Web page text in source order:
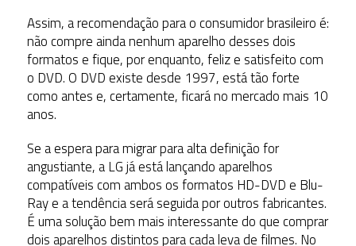
Assim, a recomendação para o consumidor brasileiro é:
não compre ainda nenhum aparelho desses dois
formatos e fique, por enquanto, feliz e satisfeito com
o DVD. O DVD existe desde 1997, está tão forte
como antes e, certamente, ficará no mercado mais 10
anos.
Se a espera para migrar para alta definição for
angustiante, a LG já está lançando aparelhos
compatíveis com ambos os formatos HD-DVD e Blu-
Ray e a tendência será seguida por outros fabricantes.
É uma solução bem mais interessante do que comprar
dois aparelhos distintos para cada leva de filmes. No